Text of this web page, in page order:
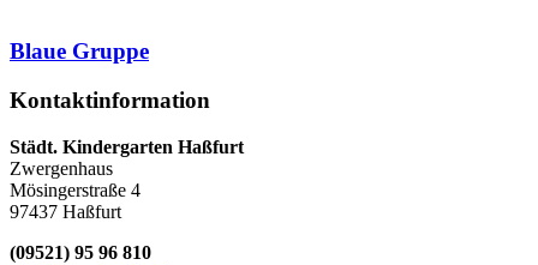
Blaue Gruppe
Kontaktinformation
Städt. Kindergarten Haßfurt
Zwergenhaus
Mösingerstraße 4
97437 Haßfurt
(09521) 95 96 810